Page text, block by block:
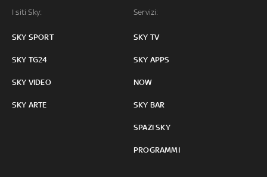
I siti Sky:
SKY SPORT
SKY TG24
SKY VIDEO
SKY ARTE
Servizi:
SKY TV
SKY APPS
NOW
SKY BAR
SPAZI SKY
PROGRAMMI